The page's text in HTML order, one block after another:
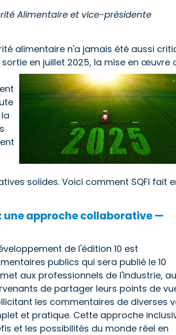
Alimentaire et vice-présidente
alimentaire n'a jamais été aussi
sortie en juillet 2025, la mise en œuvre
solides. Voici comment SQFI fait
approche collaborative —
de l'édition 10 est
publics qui sera publié le 10
aux professionnels de l'industrie,
de partager leurs points de
les commentaires de diverses
et pratique. Cette approche
et les possibilités du monde réel en